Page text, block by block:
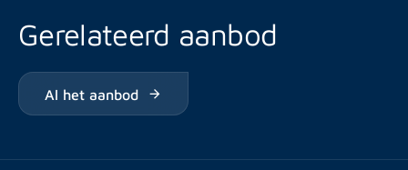
Gerelateerd aanbod
Al het aanbod